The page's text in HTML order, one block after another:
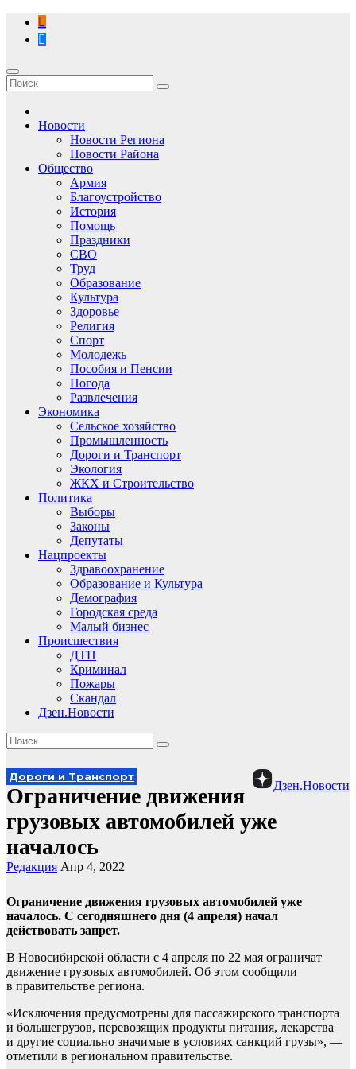
Перейти
содержимому
Новости
Новости Региона
Новости Района
Общество
Армия
Благоустройство
История
Помощь
Праздники
СВО
Труд
Образование
Культура
Здоровье
Религия
Спорт
Молодежь
Пособия и Пенсии
Погода
Развлечения
Экономика
Сельское хозяйство
Промышленность
Дороги и Транспорт
Экология
ЖКХ и Строительство
Политика
Выборы
Законы
Депутаты
Нацпроекты
Здравоохранение
Образование и Культура
Демография
Городская среда
Малый бизнес
Происшествия
ДТП
Криминал
Пожары
Скандал
Дзен.Новости
Дзен.Новости
Дороги и Транспорт
Ограничение движения
грузовых автомобилей уже
началось
Редакция Апр 4, 2022
Ограничение движения грузовых автомобилей уже
началось. С сегодняшнего дня (4 апреля) начал
действовать запрет.
В Новосибирской области с 4 апреля по 22 мая ограничат
движение грузовых автомобилей. Об этом сообщили
в правительстве региона.
«Исключения предусмотрены для пассажирского транспорта
и большегрузов, перевозящих продукты питания, лекарства
и другие социально значимые в условиях санкций грузы», —
отметили в региональном правительстве.